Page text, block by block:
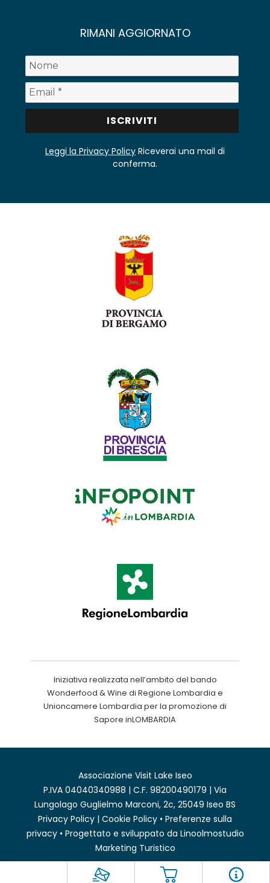
RIMANI AGGIORNATO
Leggi la Privacy Policy Riceverai una mail di
conferma.
Iniziativa realizzata nell’ambito del bando
Wonderfood & Wine di Regione Lombardia e
Unioncamere Lombardia per la promozione di
Sapore inLOMBARDIA
Associazione Visit Lake Iseo
P.IVA 04040340988 | C.F. 98200490179 | Via
Lungolago Guglielmo Marconi, 2c, 25049 Iseo BS
Privacy Policy | Cookie Policy • Preferenze sulla
privacy• Progettato e sviluppato da Linoolmostudio
Marketing Turistico